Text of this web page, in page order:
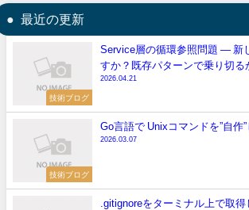
最近の更新
技術ブログ
Service層の循環参照問題 — 新
すか？既存パターンで乗り切る
2026.04.21
技術ブログ
Go言語で Unixコマンドを”自作”
2026.03.07
.gitignoreをターミナル上で取得